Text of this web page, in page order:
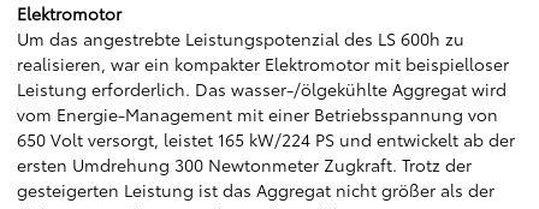
Elektromotor
Um das angestrebte Leistungspotenzial des LS 600h zu
realisieren, war ein kompakter Elektromotor mit beispielloser
Leistung erforderlich. Das wasser-/ölgekühlte Aggregat wird
vom Energie-Management mit einer Betriebsspannung von
650 Volt versorgt, leistet 165 kW/224 PS und entwickelt ab der
ersten Umdrehung 300 Newtonmeter Zugkraft. Trotz der
gesteigerten Leistung ist das Aggregat nicht größer als der